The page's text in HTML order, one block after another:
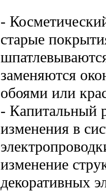
-
старые
заменяются
обоями или
- Капитальный
изменения в
изменение
декоративных